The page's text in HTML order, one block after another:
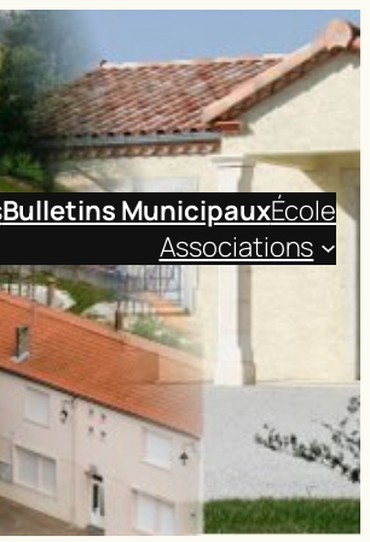
Bulletins MunicipauxÉcole
Associations